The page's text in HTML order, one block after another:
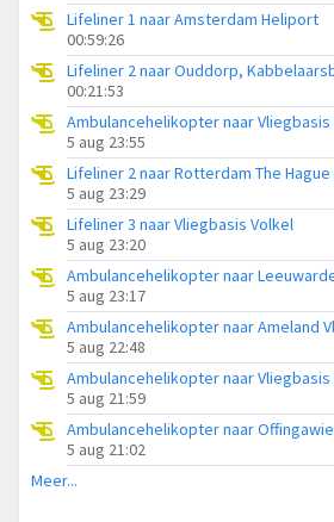
Lifeliner 1 naar Amsterdam Heliport
00:59:26
Lifeliner 2 naar Ouddorp,
00:21:53
5 aug 23:55
Lifeliner 2 naar Rotterdam The
5 aug 23:29
Lifeliner 3 naar Vliegbasis Volkel
5 aug 23:20
5 aug 23:17
5 aug 22:48
5 aug 21:59
5 aug 21:02
Meer...